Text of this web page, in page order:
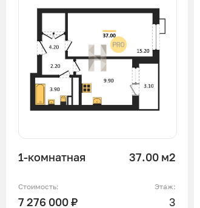
1-комнатная 37.00 м2
Стоимость:
7 276 000 ₽
Этаж:
3